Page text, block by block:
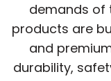
demands of
products are
and
durability,